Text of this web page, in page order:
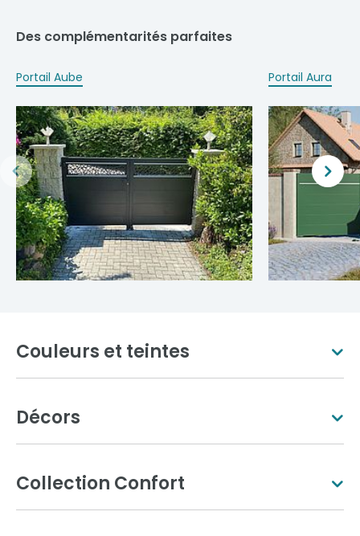
Des complémentarités parfaites
Portail Aube Portail Aura
Couleurs et teintes
Décors
Collection Confort